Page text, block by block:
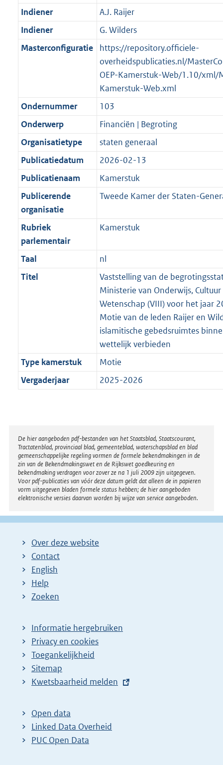
Indiener
A.J. Raijer
Indiener
G. Wilders
Masterconfiguratie
https://repository.officiele-
overheidspublicaties.nl/
OEP-Kamerstuk-Web/1.10/xml/
Kamerstuk-Web.xml
Ondernummer
103
Onderwerp
Financiën | Begroting
Organisatietype
staten generaal
Publicatiedatum
2026-02-13
Publicatienaam
Kamerstuk
Publicerende
organisatie
Tweede Kamer der Staten-
Rubriek
parlementair
Kamerstuk
Taal
nl
Titel
Vaststelling van de
Ministerie van Onderwijs, Cultuur
Wetenschap (VIII) voor het jaar
Motie van de leden Raijer en
islamitische gebedsruimtes
wettelijk verbieden
Type kamerstuk
Motie
Vergaderjaar
2025-2026
Disclaimer
De hier aangeboden pdf-bestanden van het Staatsblad, Staatscourant,
Tractatenblad, provinciaal blad, gemeenteblad, waterschapsblad en blad
gemeenschappelijke regeling vormen de formele bekendmakingen in de
zin van de Bekendmakingswet en de Rijkswet goedkeuring en
bekendmaking verdragen voor zover ze na 1 juli 2009 zijn uitgegeven.
Voor pdf-publicaties van vóór deze datum geldt dat alleen de in papieren
vorm uitgegeven bladen formele status hebben; de hier aangeboden
elektronische versies daarvan worden bij wijze van service aangeboden.
Over deze website
Contact
English
Help
Zoeken
Informatie hergebruiken
Privacy en cookies
Toegankelijkheid
Sitemap
E
t
e
r
Kwetsbaarheid melden
Open data
Linked Data Overheid
PUC Open Data